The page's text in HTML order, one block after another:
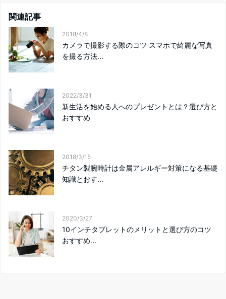
関連記事
2018/4/8
カメラで撮影する際のコツ スマホで綺麗な写真
を撮る方法...
2022/3/31
新生活を始める人へのプレゼントとは？選び方と
おすすめ
2018/3/15
チタン製腕時計は金属アレルギー対策になる基礎
知識とおす...
2020/3/27
10インチタブレットのメリットと選び方のコツ
おすすめ...